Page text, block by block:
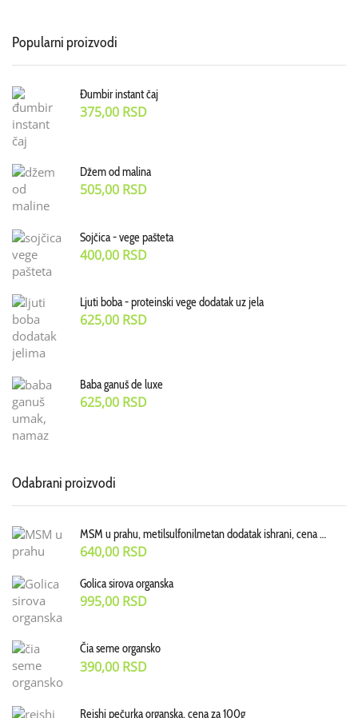
Popularni proizvodi
Đumbir instant čaj
375,00 RSD
Džem od malina
505,00 RSD
Sojčica - vege pašteta
400,00 RSD
Ljuti boba - proteinski vege dodatak uz jela
625,00 RSD
Baba ganuš de luxe
625,00 RSD
Odabrani proizvodi
MSM u prahu, metilsulfonilmetan dodatak ishrani, cena za 100g
640,00 RSD
Golica sirova organska
995,00 RSD
Čia seme organsko
390,00 RSD
Reishi pečurka organska, cena za 100g